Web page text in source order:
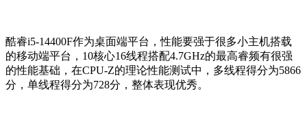
酷睿i5-14400F作为桌面端平台，性能要强于很多小主机搭载
的移动端平台，10核心16线程搭配4.7GHz的最高睿频有很强
的性能基础，在CPU-Z的理论性能测试中，多线程得分为5866
分，单线程得分为728分，整体表现优秀。